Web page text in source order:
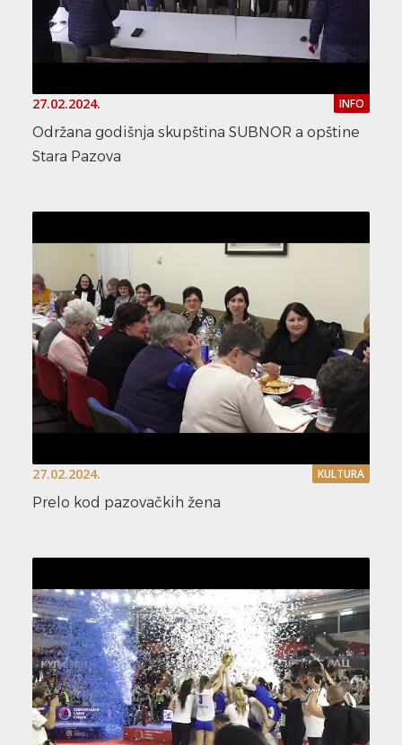
27.02.2024. INFO
Održana godišnja skupština SUBNOR a opštine
Stara Pazova
27.02.2024. KULTURA
Prelo kod pazovačkih žena